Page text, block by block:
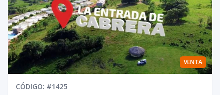
VENTA
CÓDIGO: #1425